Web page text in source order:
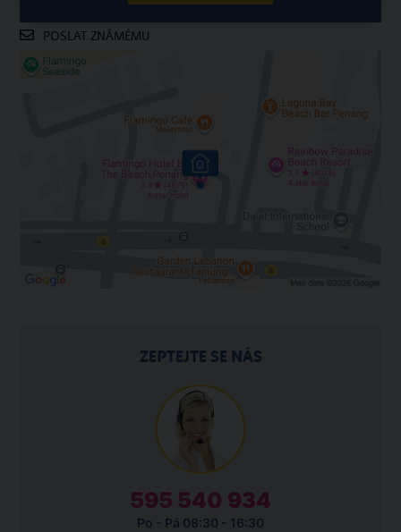
POSLAT ZNÁMÉMU
ZEPTEJTE SE NÁS
595 540 934
Po - Pá 08:30 - 16:30